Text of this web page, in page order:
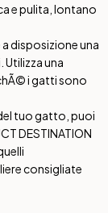
e pulita, lontano
disposizione una
Utilizza una
i gatti sono
tuo gatto, puoi
DESTINATION
consigliate